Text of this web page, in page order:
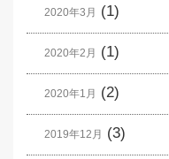
2020年3月 (1)
2020年2月 (1)
2020年1月 (2)
2019年12月 (3)